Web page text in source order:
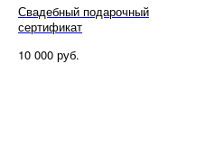
Свадебный подарочный
сертификат
10 000 руб.